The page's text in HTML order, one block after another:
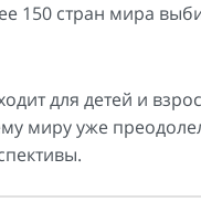
150 стран мира
для детей и
миру уже